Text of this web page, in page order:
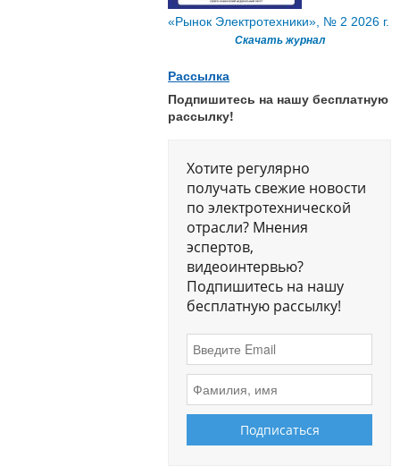
«Рынок Электротехники», № 2 2026 г.
Скачать журнал
Рассылка
Подпишитесь на нашу бесплатную
рассылку!
Хотите регулярно
получать свежие новости
по электротехнической
отрасли? Мнения
эспертов,
видеоинтервью?
Подпишитесь на нашу
бесплатную рассылку!